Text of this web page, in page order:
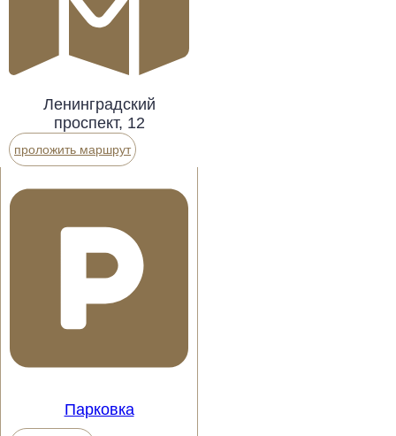
Ленинградский
проспект, 12
проложить маршрут
Парковка